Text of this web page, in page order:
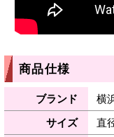
商品仕様
ブランド
横
サイズ
直